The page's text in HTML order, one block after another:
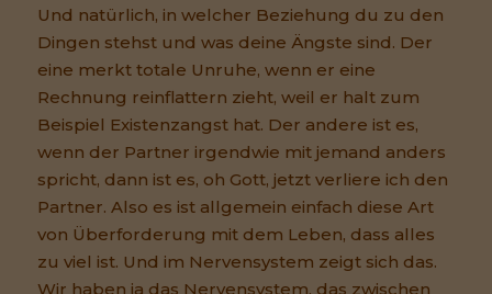
Und natürlich, in welcher Beziehung du zu den
Dingen stehst und was deine Ängste sind. Der
eine merkt totale Unruhe, wenn er eine
Rechnung reinflattern zieht, weil er halt zum
Beispiel Existenzangst hat. Der andere ist es,
wenn der Partner irgendwie mit jemand anders
spricht, dann ist es, oh Gott, jetzt verliere ich den
Partner. Also es ist allgemein einfach diese Art
von Überforderung mit dem Leben, dass alles
zu viel ist. Und im Nervensystem zeigt sich das.
Wir haben ja das Nervensystem, das zwischen